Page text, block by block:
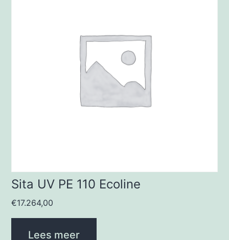
Sita UV PE 110 Ecoline
€17.264,00
Lees meer